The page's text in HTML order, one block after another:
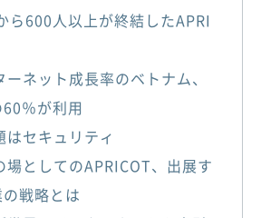
ら600人以上が終結したAPRI
ネット成長率のベトナム、
％が利用
はセキュリティ
場としてのAPRICOT、出展す
戦略とは